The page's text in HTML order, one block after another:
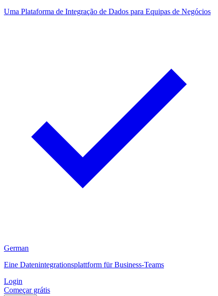
Uma Plataforma de Integração de Dados para Equipas de Negócios
German
Eine Datenintegrationsplattform für Business-Teams
Login
Começar grátis